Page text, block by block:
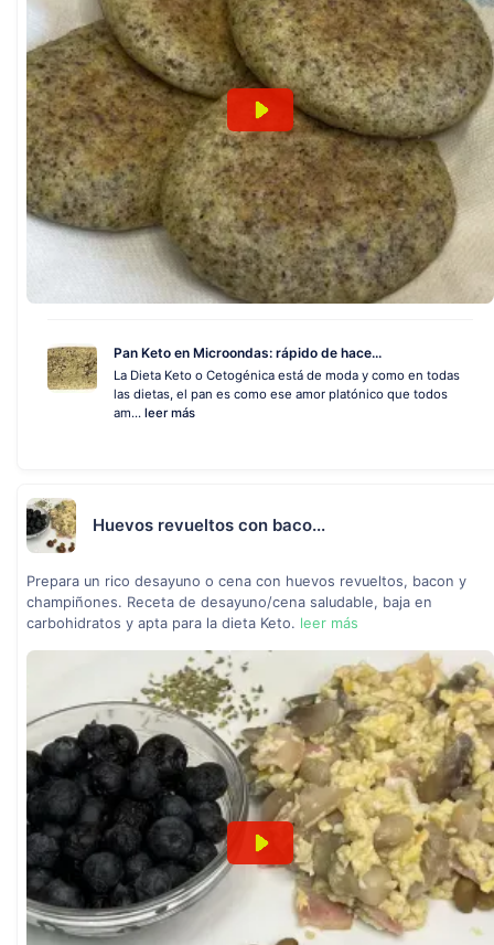
Pan Keto en Microondas: rápido de hace...
La Dieta Keto o Cetogénica está de moda y como en todas
las dietas, el pan es como ese amor platónico que todos
am... leer más
Huevos revueltos con baco...
Prepara un rico desayuno o cena con huevos revueltos, bacon y
champiñones. Receta de desayuno/cena saludable, baja en
carbohidratos y apta para la dieta Keto. leer más